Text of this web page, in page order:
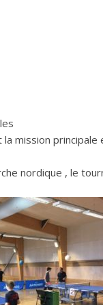
mission principale
nordique , le